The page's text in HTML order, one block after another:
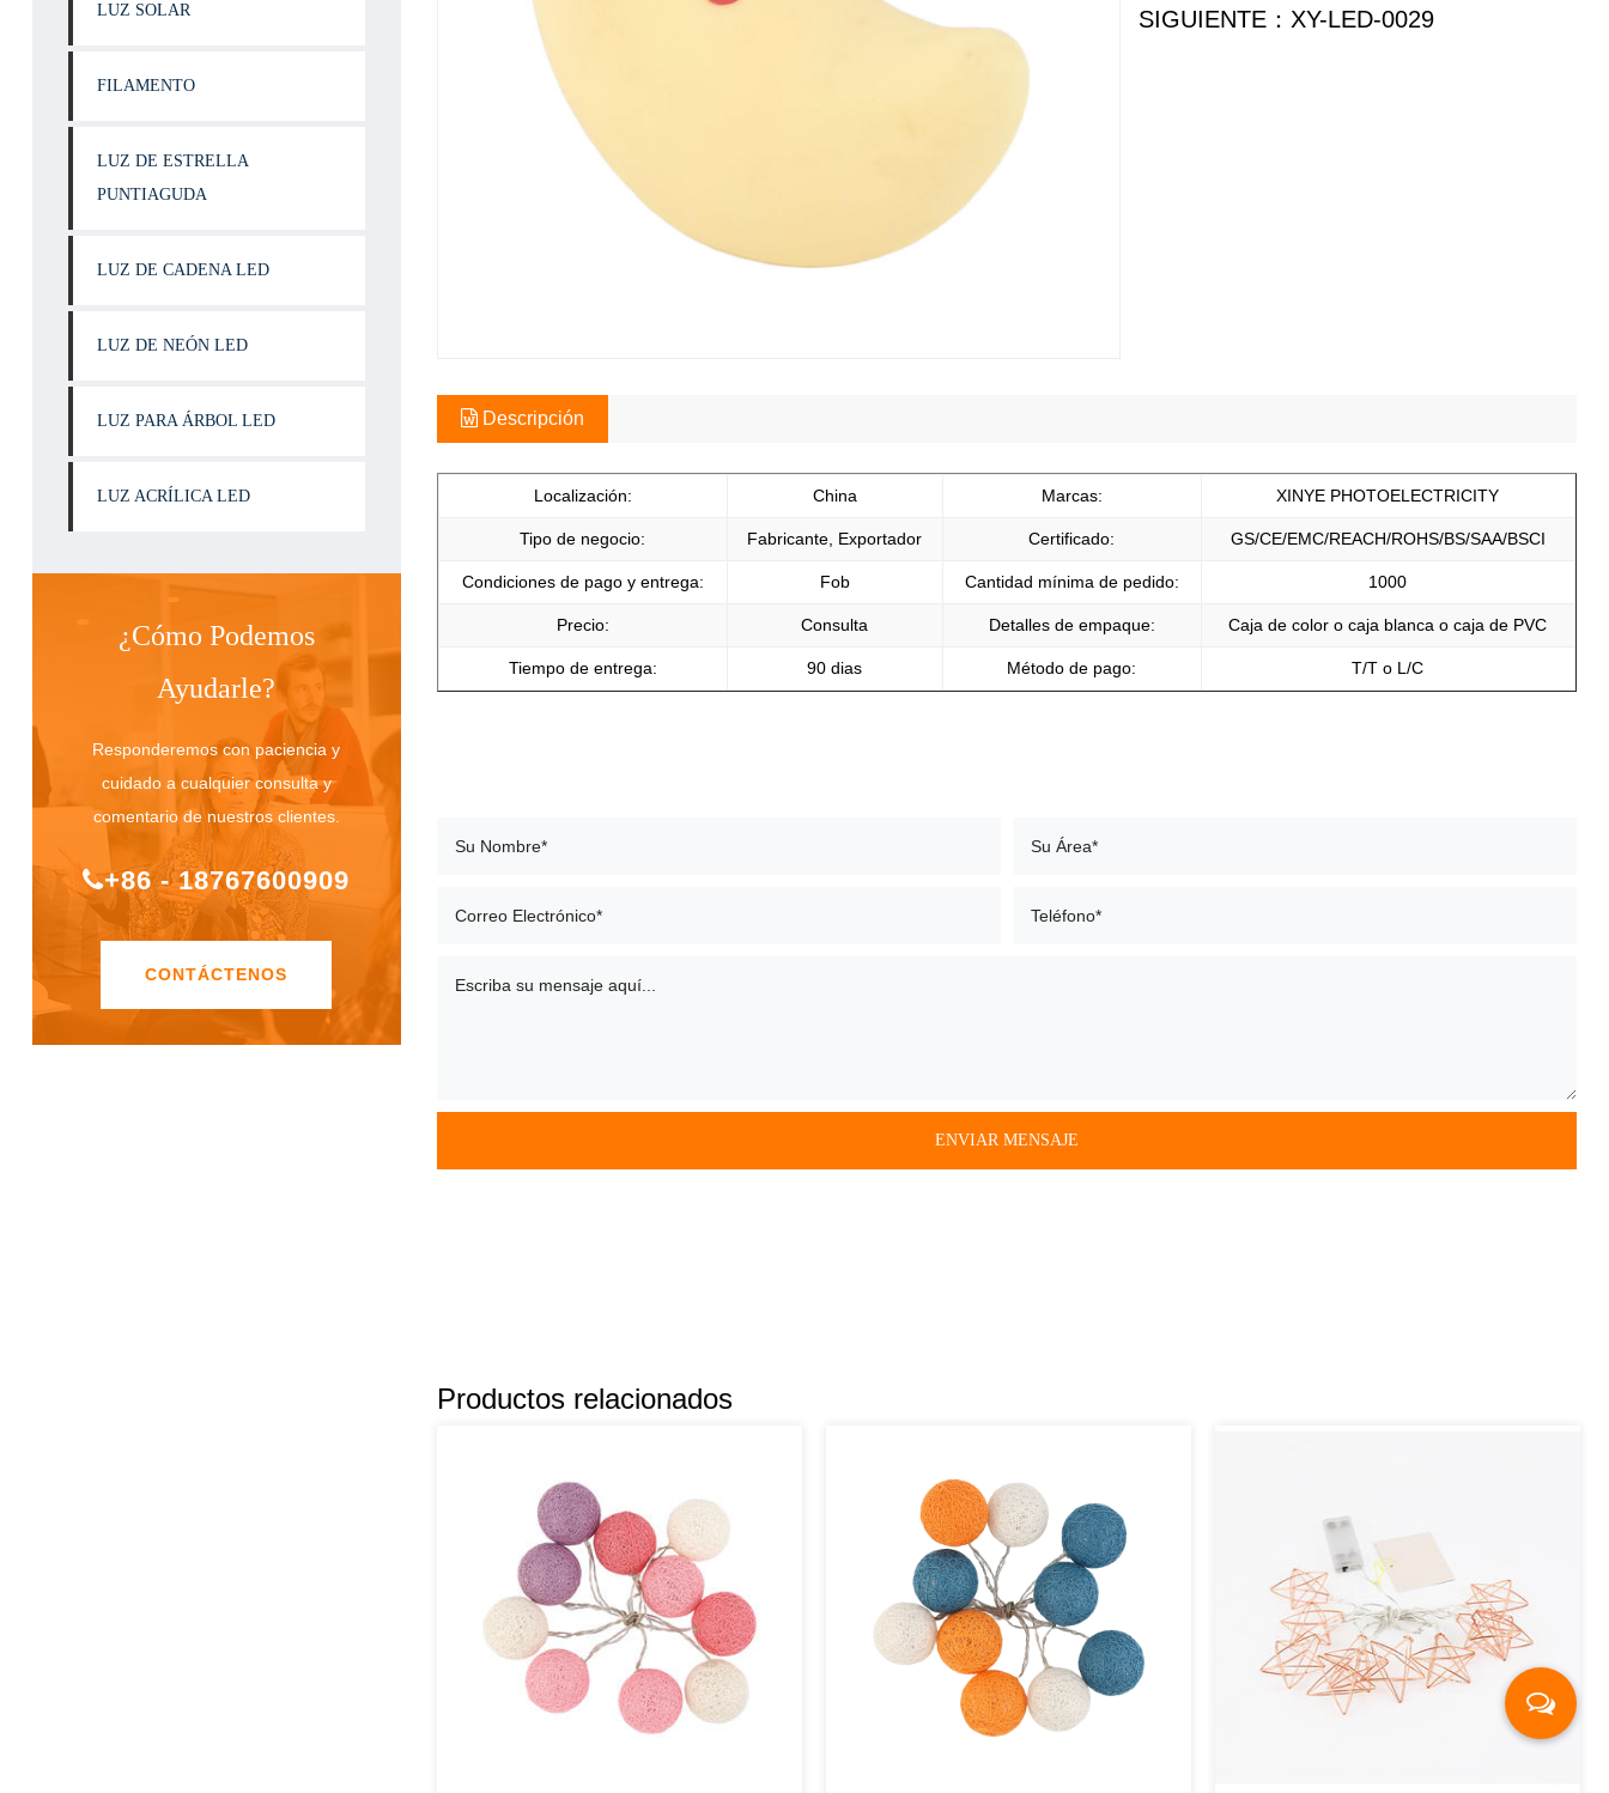
LUZ SOLAR
FILAMENTO
LUZ DE ESTRELLA
PUNTIAGUDA
LUZ DE CADENA LED
LUZ DE NEÓN LED
LUZ PARA ÁRBOL LED
LUZ ACRÍLICA LED
¿Cómo Podemos
Ayudarle?
Responderemos con paciencia y
cuidado a cualquier consulta y
comentario de nuestros clientes.
+86 - 18767600909
CONTÁCTENOS
SIGUIENTE： XY-LED-0029
Descripción
Localización: China Marcas: XINYE PHOTOELECTRICITY
Tipo de negocio: Fabricante, Exportador Certificado: GS/CE/EMC/REACH/ROHS/BS/SAA/BSCI
Condiciones de pago y entrega: Fob Cantidad mínima de pedido: 1000
Precio: Consulta Detalles de empaque: Caja de color o caja blanca o caja de PVC
Tiempo de entrega: 90 dias Método de pago: T/T o L/C
Productos relacionados